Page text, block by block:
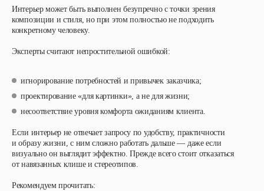
Интерьер может быть выполнен безупречно с точки зрения
композиции и стиля, но при этом полностью не подходить
конкретному человеку.
Эксперты считают непростительной ошибкой:
игнорирование потребностей и привычек заказчика;
проектирование «для картинки», а не для жизни;
несоответствие уровня комфорта ожиданиям клиента.
Если интерьер не отвечает запросу по удобству, практичности
и образу жизни, с ним сложно работать дальше — даже если
визуально он выглядит эффектно. Прежде всего стоит отказаться
от навязанных клише и стереотипов.
Рекомендуем прочитать: